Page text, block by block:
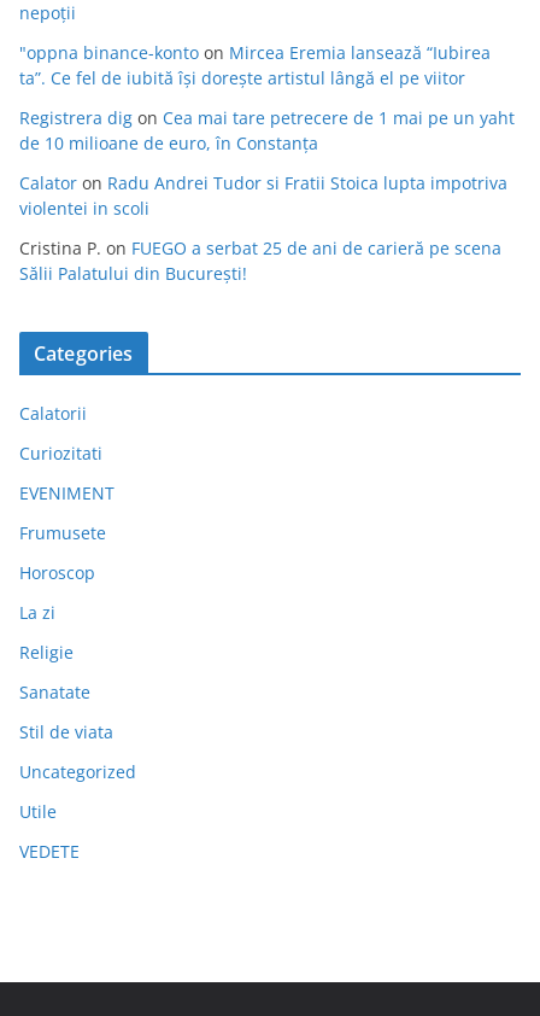
nepoții
"oppna binance-konto on Mircea Eremia lansează “Iubirea
ta”. Ce fel de iubită își dorește artistul lângă el pe viitor
Registrera dig on Cea mai tare petrecere de 1 mai pe un yaht
de 10 milioane de euro, în Constanța
Calator on Radu Andrei Tudor si Fratii Stoica lupta impotriva
violentei in scoli
Cristina P. on FUEGO a serbat 25 de ani de carieră pe scena
Sălii Palatului din București!
Categories
Calatorii
Curiozitati
EVENIMENT
Frumusete
Horoscop
La zi
Religie
Sanatate
Stil de viata
Uncategorized
Utile
VEDETE